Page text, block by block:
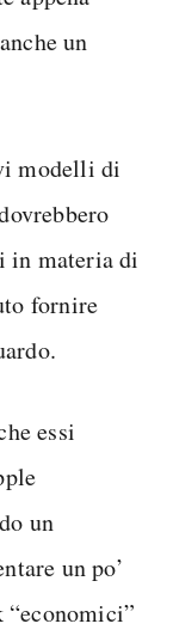
un
modelli di
in materia di
fornire
essi
un
un po’
“economici”